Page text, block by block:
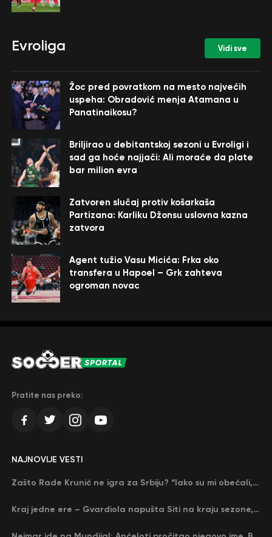
Evroliga Vidi sve
Žoc pred povratkom na mesto najvećih
uspeha: Obradović menja Atamana u
Panatinaikosu?
Briljirao u debitantskoj sezoni u Evroligi i
sad ga hoće najjači: Ali moraće da plate
bar milion evra
Zatvoren slučaj protiv košarkaša
Partizana: Karliku Džonsu uslovna kazna
zatvora
Agent tužio Vasu Micića: Frka oko
transfera u Hapoel – Grk zahteva
ogroman novac
Pratite nas preko:
NAJNOVIJE VESTI
Zašto Rade Krunić ne igra za Srbiju? “Iako su mi obećali, niko me nije zvao…”
Kraj jedne ere – Gvardiola napušta Siti na kraju sezone, menja ga njegov nekadašnji rival